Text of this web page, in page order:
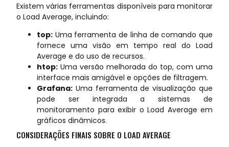
Existem várias ferramentas disponíveis para monitorar
o Load Average, incluindo:
top: Uma ferramenta de linha de comando que
fornece uma visão em tempo real do Load
Average e do uso de recursos.
htop: Uma versão melhorada do top, com uma
interface mais amigável e opções de filtragem.
Grafana: Uma ferramenta de visualização que
pode ser integrada a sistemas de
monitoramento para exibir o Load Average em
gráficos dinâmicos.
CONSIDERAÇÕES FINAIS SOBRE O LOAD AVERAGE